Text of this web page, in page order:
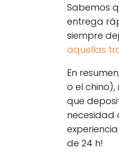
Sabemos
entrega
siempre
aquellas
En
o el
que
necesidad
de 24 h!